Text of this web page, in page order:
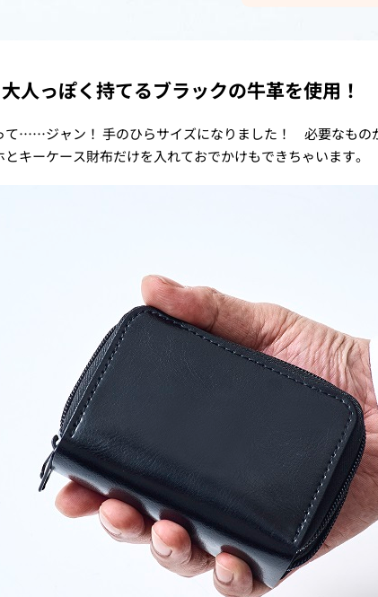
人っぽく持てるブラックの牛革を使用！
て……ジャン！ 手のひらサイズになりました！ 必要なもの
キーケース財布だけを入れておでかけもできちゃいます。